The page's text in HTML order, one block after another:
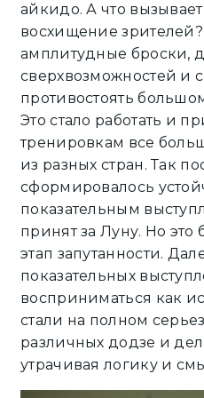
айкидо. А что
восхищение
амплитудные броски,
сверхвозможностей и
противостоять
Это стало работать и
тренировкам все
из разных стран. Так
сформировалось
показательным
принят за Луну. Но это
этап запутанности.
показательных
восприниматься как
стали на полном
различных додзе и
утрачивая логику и